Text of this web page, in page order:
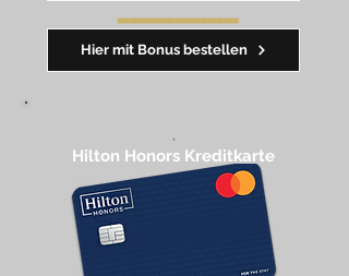
━━━━━━━
Hier mit Bonus bestellen
Hilton Honors Kreditkarte​